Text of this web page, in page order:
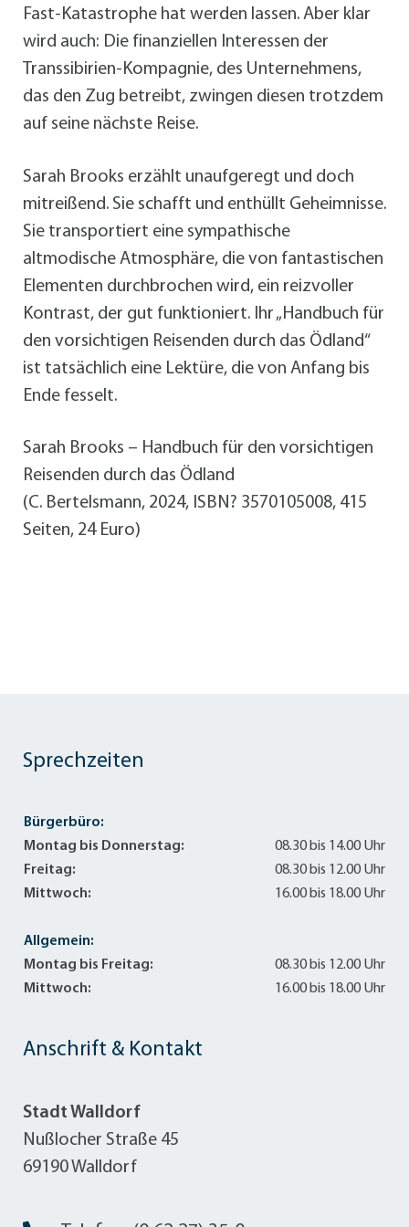
Fast-Katastrophe hat werden lassen. Aber klar
wird auch: Die finanziellen Interessen der
Transsibirien-Kompagnie, des Unternehmens,
das den Zug betreibt, zwingen diesen trotzdem
auf seine nächste Reise.
Sarah Brooks erzählt unaufgeregt und doch
mitreißend. Sie schafft und enthüllt Geheimnisse.
Sie transportiert eine sympathische
altmodische Atmosphäre, die von fantastischen
Elementen durchbrochen wird, ein reizvoller
Kontrast, der gut funktioniert. Ihr „Handbuch für
den vorsichtigen Reisenden durch das Ödland“
ist tatsächlich eine Lektüre, die von Anfang bis
Ende fesselt.
Sarah Brooks – Handbuch für den vorsichtigen
Reisenden durch das Ödland
(C. Bertelsmann, 2024, ISBN? 3570105008, 415
Seiten, 24 Euro)
Anschrift & Kontakt
Stadt Walldorf
Nußlocher Straße 45
69190 Walldorf
Sprechzeiten
Bürgerbüro:
Montag bis Donnerstag:
08.30 bis 14.00 Uhr
Freitag:
08.30 bis 12.00 Uhr
Mittwoch:
16.00 bis 18.00 Uhr
Allgemein:
Montag bis Freitag:
08.30 bis 12.00 Uhr
Mittwoch:
16.00 bis 18.00 Uhr